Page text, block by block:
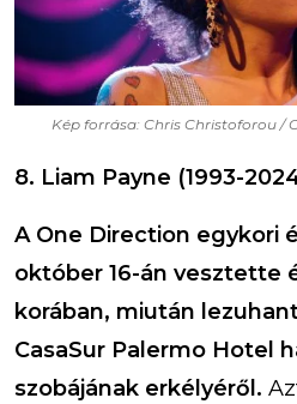
Kép forrása: Chris Christoforou /
8. Liam Payne (1993-
A One Direction egykori
október 16-án vesztette
korában, miután
CasaSur Palermo Hotel
szobájának erkélyéről.